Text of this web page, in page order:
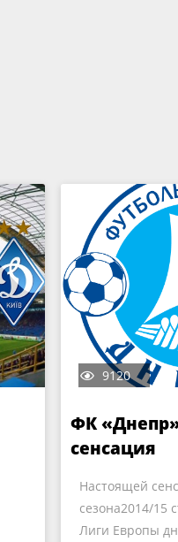
9120
ФК
сенсация
Настоящей
сезона2014/15
Лиги Европы